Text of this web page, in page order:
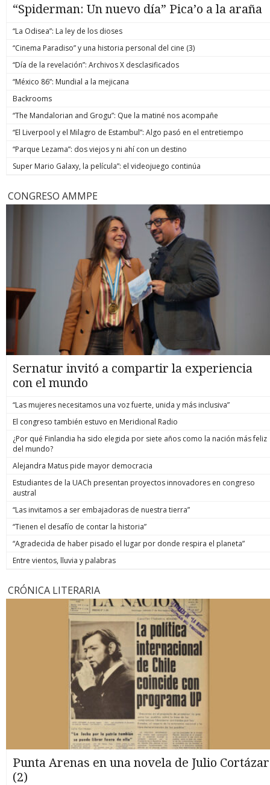
“Spiderman: Un nuevo día” Pica’o a la araña
“La Odisea”: La ley de los dioses
“Cinema Paradiso” y una historia personal del cine (3)
“Día de la revelación”: Archivos X desclasificados
“México 86”: Mundial a la mejicana
Backrooms
“The Mandalorian and Grogu”: Que la matiné nos acompañe
“El Liverpool y el Milagro de Estambul”: Algo pasó en el entretiempo
“Parque Lezama”: dos viejos y ni ahí con un destino
Super Mario Galaxy, la película”: el videojuego continúa
CONGRESO AMMPE
Sernatur invitó a compartir la experiencia
con el mundo
“Las mujeres necesitamos una voz fuerte, unida y más inclusiva”
El congreso también estuvo en Meridional Radio
¿Por qué Finlandia ha sido elegida por siete años como la nación más feliz
del mundo?
Alejandra Matus pide mayor democracia
Estudiantes de la UACh presentan proyectos innovadores en congreso
austral
“Las invitamos a ser embajadoras de nuestra tierra”
“Tienen el desafío de contar la historia”
“Agradecida de haber pisado el lugar por donde respira el planeta”
Entre vientos, lluvia y palabras
CRÓNICA LITERARIA
Punta Arenas en una novela de Julio Cortázar
(2)